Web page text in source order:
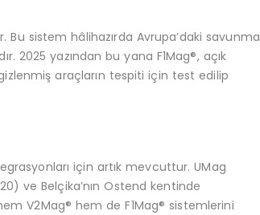
Bu sistem hâlihazırda Avrupa’daki savunma
2025 yazından bu yana F1Mag®, açık
araçların tespiti için test edilip
için artık mevcuttur. UMag
ve Belçika’nın Ostend kentinde
V2Mag® hem de F1Mag® sistemlerini